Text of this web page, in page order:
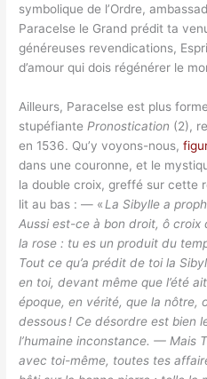
symbolique de l’Ordre,
Paracelse le Grand prédit ta
généreuses revendications,
d’amour qui dois régénérer le
Ailleurs, Paracelse est plus
stupéfiante Pronostication (2),
en 1536. Qu’y voyons-nous,
dans une couronne, et le
la double croix, greffé sur cette
lit au bas : — « La Sibylle a
Aussi est-ce à bon droit, ô croix
la rose : tu es un produit du
Tout ce qu’a prédit de toi la
en toi, devant même que l’été
époque, en vérité, que la nôtre,
dessous ! Ce désordre est bien
l’humaine inconstance. — Mais
avec toi-même, toutes tes